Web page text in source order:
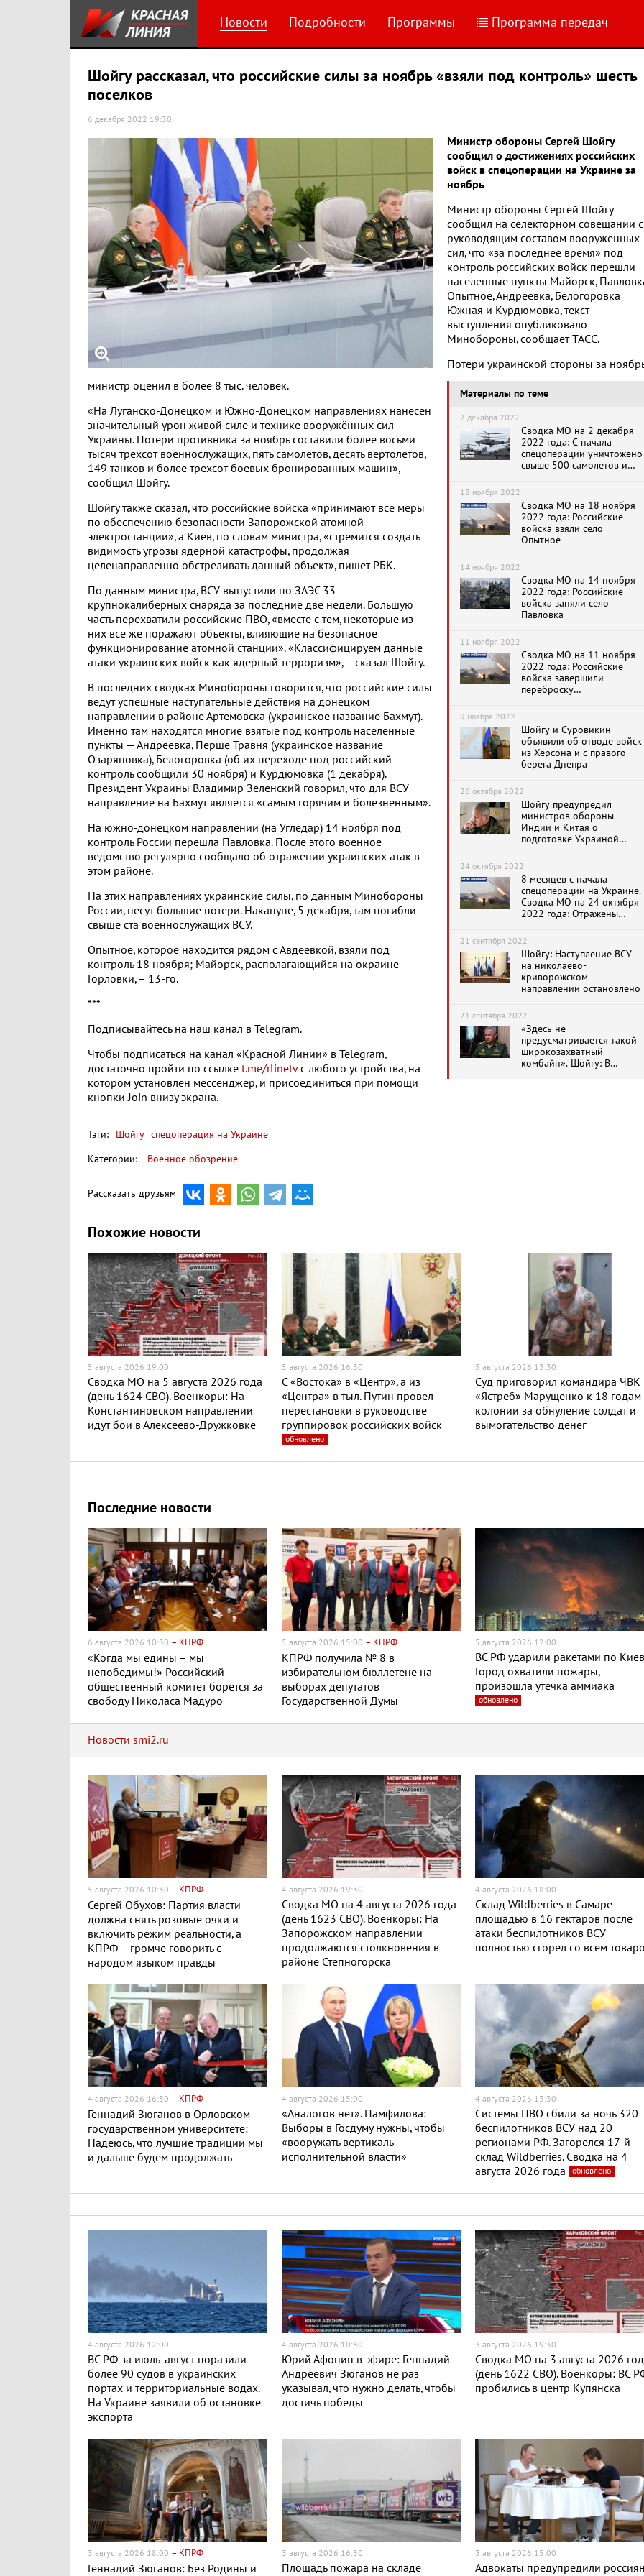
Новости Подробности Программы Программа передач
Шойгу рассказал, что российские силы за ноябрь «взяли под контроль» шесть
поселков
6 декабря 2022 19:30
Министр обороны Сергей Шойгу
сообщил о достижениях российских
войск в спецоперации на Украине за
ноябрь
Материалы по теме
2 декабря 2022
Сводка МО на 2 декабря
2022 года: С начала
спецоперации уничтожено
свыше 500 самолетов и
18 ноября 2022
Сводка МО на 18 ноября
2022 года: Российские
войска взяли село
Опытное
14 ноября 2022
Сводка МО на 14 ноября
2022 года: Российские
войска заняли село
Павловка
11 ноября 2022
Сводка МО на 11 ноября
2022 года: Российские
войска завершили
переброску
9 ноября 2022
Шойгу и Суровикин
объявили об отводе войск
из Херсона и с правого
берега Днепра
26 октября 2022
Шойгу предупредил
министров обороны
Индии и Китая о
подготовке Украиной
бомбы
24 октября 2022
8 месяцев с начала
спецоперации на Украине.
Сводка МО на 24 октября
2022 года: Отражены
направлениях
21 сентября 2022
Шойгу: Наступление ВСУ
на николаево-
криворожском
направлении остановлено
21 сентября 2022
«Здесь не
предусматривается такой
широкозахватный
комбайн». Шойгу: В
Министр обороны Сергей Шойгу
сообщил на селекторном совещании с
руководящим составом вооруженных
сил, что «за последнее время» под
контроль российских войск перешли
населенные пункты Майорск,
Опытное, Андреевка, Белогоровка
Южная и Курдюмовка, текст
выступления опубликовало
Минобороны, сообщает ТАСС.
Потери украинской стороны за
министр оценил в более 8 тыс. человек.
«На Луганско-Донецком и Южно-Донецком направлениях нанесен
значительный урон живой силе и технике вооружённых сил
Украины. Потери противника за ноябрь составили более восьми
тысяч трехсот военнослужащих, пять самолетов, десять вертолетов,
149 танков и более трехсот боевых бронированных машин», –
сообщил Шойгу.
Шойгу также сказал, что российские войска «принимают все меры
по обеспечению безопасности Запорожской атомной
электростанции», а Киев, по словам министра, «стремится создать
видимость угрозы ядерной катастрофы, продолжая
целенаправленно обстреливать данный объект», пишет РБК.
По данным министра, ВСУ выпустили по ЗАЭС 33
крупнокалиберных снаряда за последние две недели. Большую
часть перехватили российские ПВО, «вместе с тем, некоторые из
них все же поражают объекты, влияющие на безопасное
функционирование атомной станции». «Классифицируем данные
атаки украинских войск как ядерный терроризм», – сказал Шойгу.
В последних сводках Минобороны говорится, что российские силы
ведут успешные наступательные действия на донецком
направлении в районе Артемовска (украинское название Бахмут).
Именно там находятся многие взятые под контроль населенные
пункты — Андреевка, Перше Травня (украинское название
Озаряновка), Белогоровка (об их переходе под российский
контроль сообщили 30 ноября) и Курдюмовка (1 декабря).
Президент Украины Владимир Зеленский говорил, что для ВСУ
направление на Бахмут является «самым горячим и болезненным».
На южно-донецком направлении (на Угледар) 14 ноября под
контроль России перешла Павловка. После этого военное
ведомство регулярно сообщало об отражении украинских атак в
этом районе.
На этих направлениях украинские силы, по данным Минобороны
России, несут большие потери. Накануне, 5 декабря, там погибли
свыше ста военнослужащих ВСУ.
Опытное, которое находится рядом с Авдеевкой, взяли под
контроль 18 ноября; Майорск, располагающийся на окраине
Горловки, – 13-го.
***
Подписывайтесь на наш канал в Telegram.
Чтобы подписаться на канал «Красной Линии» в Telegram,
достаточно пройти по ссылке t.me/rlinetvс любого устройства, на
котором установлен мессенджер, и присоединиться при помощи
кнопки Join внизу экрана.
Тэги: Шойгу спецоперация на Украине
Категории:
Военное обозрение
Рассказать друзьям
Похожие новости
5 августа 2026 19:00
Сводка МО на 5 августа 2026 года
(день 1624 СВО). Военкоры: На
Константиновском направлении
идут бои в Алексеево-Дружковке
5 августа 2026 16:30
С «Востока» в «Центр», а из
«Центра» в тыл. Путин провел
перестановки в руководстве
группировок российских войск
обновлено
5 августа 2026 13:30
Суд приговорил командира ЧВК
«Ястреб» Марущенко к 18 годам
колонии за обнуление солдат и
вымогательство денег
Последние новости
6 августа 2026 10:30 – КПРФ
«Когда мы едины – мы
непобедимы!» Российский
общественный комитет борется за
свободу Николаса Мадуро
5 августа 2026 15:00 – КПРФ
КПРФ получила № 8 в
избирательном бюллетене на
выборах депутатов
Государственной Думы
5 августа 2026 12:00
ВС РФ ударили ракетами по
Город охватили пожары,
произошла утечка аммиака
обновлено
Новости smi2.ru
5 августа 2026 10:30 – КПРФ
Сергей Обухов: Партия власти
должна снять розовые очки и
включить режим реальности, а
КПРФ – громче говорить с
народом языком правды
4 августа 2026 19:30
Сводка МО на 4 августа 2026 года
(день 1623 СВО). Военкоры: На
Запорожском направлении
продолжаются столкновения в
районе Степногорска
4 августа 2026 18:00
Склад Wildberries в Самаре
площадью в 16 гектаров после
атаки беспилотников ВСУ
полностью сгорел со всем
4 августа 2026 16:30 – КПРФ
Геннадий Зюганов в Орловском
государственном университете:
Надеюсь, что лучшие традиции мы
и дальше будем продолжать
4 августа 2026 15:00
«Аналогов нет». Памфилова:
Выборы в Госдуму нужны, чтобы
«вооружать вертикаль
исполнительной власти»
4 августа 2026 13:30
Системы ПВО сбили за ночь 320
беспилотников ВСУ над 20
регионами РФ. Загорелся 17-й
склад Wildberries. Сводка на 4
августа 2026 года
обновлено
4 августа 2026 12:00
ВС РФ за июль-август поразили
более 90 судов в украинских
портах и территориальные водах.
На Украине заявили об остановке
экспорта
4 августа 2026 10:30
Юрий Афонин в эфире: Геннадий
Андреевич Зюганов не раз
указывал, что нужно делать, чтобы
достичь победы
3 августа 2026 19:30
Сводка МО на 3 августа 2026
(день 1622 СВО). Военкоры: ВС
пробились в центр Купянска
3 августа 2026 18:00 – КПРФ
Геннадий Зюганов: Без Родины и
3 августа 2026 16:30
Площадь пожара на складе
3 августа 2026 15:00
Адвокаты предупредили